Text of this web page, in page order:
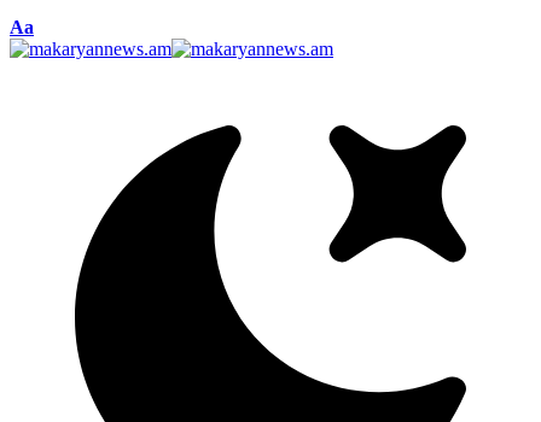
Изменение
размера
Аа